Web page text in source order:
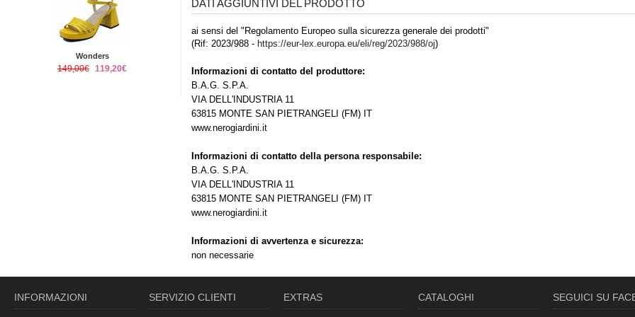
Wonders
149,00€ 119,20€
DATI AGGIUNTIVI DEL PRODOTTO
ai sensi del "Regolamento Europeo sulla sicurezza generale dei prodotti"
(Rif: 2023/988 - https://eur-lex.europa.eu/eli/reg/2023/988/oj)
Informazioni di contatto del produttore:
B.A.G. S.P.A.
VIA DELL'INDUSTRIA 11
63815 MONTE SAN PIETRANGELI (FM) IT
www.nerogiardini.it
Informazioni di contatto della persona responsabile:
B.A.G. S.P.A.
VIA DELL'INDUSTRIA 11
63815 MONTE SAN PIETRANGELI (FM) IT
www.nerogiardini.it
Informazioni di avvertenza e sicurezza:
non necessarie
INFORMAZIONI SERVIZIO CLIENTI EXTRAS CATALOGHI SEGUICI SU